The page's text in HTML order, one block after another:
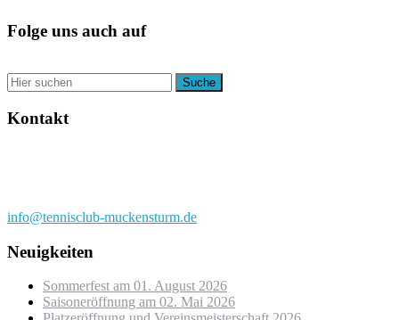
Folge uns auch auf
Kontakt
info@tennisclub-muckensturm.de
Neuigkeiten
Sommerfest am 01. August 2026
Saisoneröffnung am 02. Mai 2026